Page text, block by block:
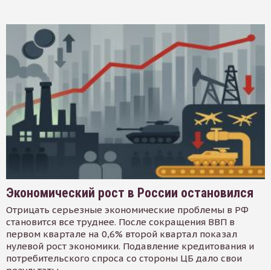
Экономический рост в России остановился
Отрицать серьезные экономические проблемы в РФ
становится все труднее. После сокращения ВВП в
первом квартале на 0,6% второй квартал показал
нулевой рост экономики. Подавление кредитования и
потребительского спроса со стороны ЦБ дало свои